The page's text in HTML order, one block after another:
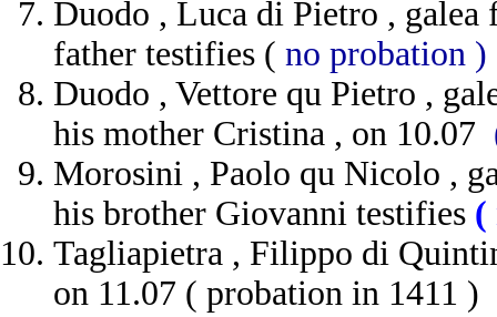
Duodo , Luca di Pietro ,
father testifies ( no probation )
Duodo , Vettore qu Pietro ,
his mother Cristina , on 10.07
Morosini , Paolo qu Nicolo ,
his brother Giovanni testifies (
Tagliapietra , Filippo di
on 11.07 ( probation in 1411 )